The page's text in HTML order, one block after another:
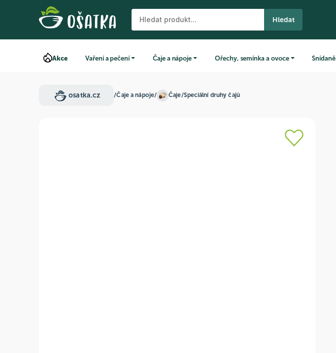
Hledat
Akce Vaření a pečení Čaje a nápoje Ořechy, semínka a ovoce Snídaně
osatka.cz /Čaje a nápoje/ Čaje/Speciální druhy čajů